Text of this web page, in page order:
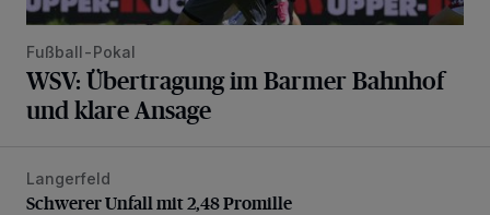
Fußball-Pokal
WSV: Übertragung im Barmer Bahnhof
und klare Ansage
Schwerer Unfall mit 2,48 Promille
Langerfeld
Schwerer Unfall mit 2,48 Promille